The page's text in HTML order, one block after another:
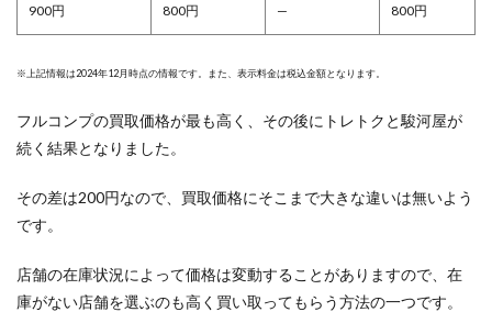
900円 800円 — 800円
※上記情報は2024年12月時点の情報です。また、表示料金は税込金額となります。
フルコンプの買取価格が最も高く、その後にトレトクと駿河屋が
続く結果となりました。
その差は200円なので、買取価格にそこまで大きな違いは無いよう
です。
店舗の在庫状況によって価格は変動することがありますので、在
庫がない店舗を選ぶのも高く買い取ってもらう方法の一つです。